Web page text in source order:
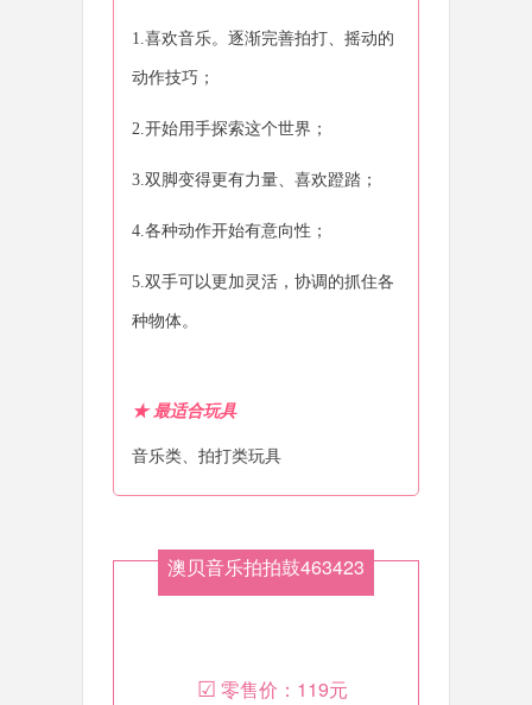
1.喜欢音乐。逐渐完善拍打、摇动的
动作技巧；
2.开始用手探索这个世界；
3.双脚变得更有力量、喜欢蹬踏；
4.各种动作开始有意向性；
5.双手可以更加灵活，协调的抓住各
种物体。
★最适合玩具
音乐类、拍打类玩具
澳贝音乐拍拍鼓463423
☑ 零售价：119元